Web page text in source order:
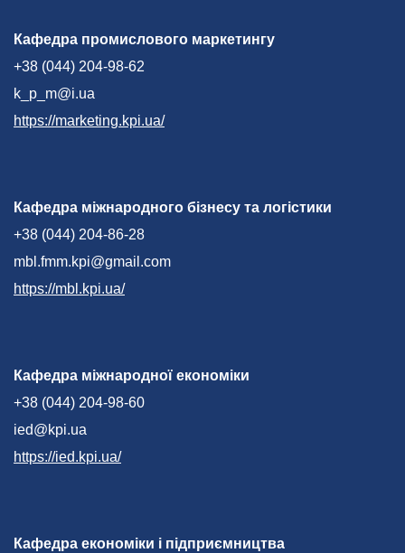
Кафедра промислового маркетингу
+38 (044) 204-98-62
k_p_m@i.ua
https://marketing.kpi.ua/
Кафедра міжнародного бізнесу та логістики
+38 (044) 204-86-28
mbl.fmm.kpi@gmail.com
https://mbl.kpi.ua/
Кафедра міжнародної економіки
+38 (044) 204-98-60
ied@kpi.ua
https://ied.kpi.ua/
Кафедра економіки і підприємництва